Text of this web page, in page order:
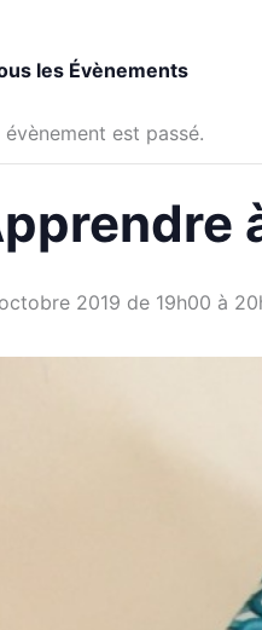
les Évènements
évènement est passé.
2019 de 19h00 à